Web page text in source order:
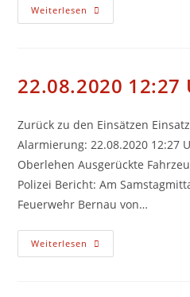
Weiterlesen 30.08.2020
08:03
22.08.2020 12:27
Zurück zu den Einsätzen
Alarmierung: 22.08.2020 12:27
Oberlehen Ausgerückte
Polizei Bericht: Am
Feuerwehr Bernau von…
Weiterlesen 22.08.2020
12:27